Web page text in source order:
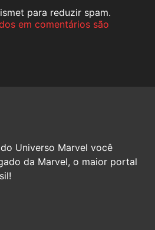
para reduzir spam.
em comentários são
Universo Marvel você
da Marvel, o maior portal